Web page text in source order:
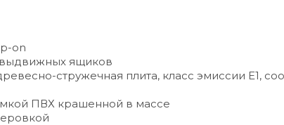
on
ящиков
стружечная плита, класс эмиссии Е1,
ПВХ крашенной в массе